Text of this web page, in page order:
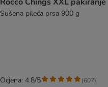
Sušena pileća prsa 900 g
Ocjena: 4.8/5 (607)